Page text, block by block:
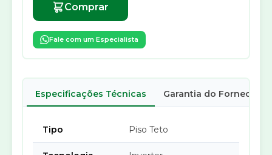
Comprar
Fale com um Especialista
Especificações Técnicas Garantia do Fornecedor
Tipo Piso Teto